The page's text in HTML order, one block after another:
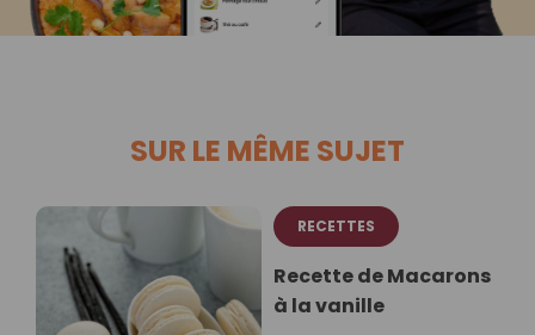
SUR LE MÊME SUJET
RECETTES
Recette de Macarons
à la vanille